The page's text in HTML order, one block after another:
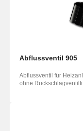
Abflussventil 905
Abflussventil für
ohne